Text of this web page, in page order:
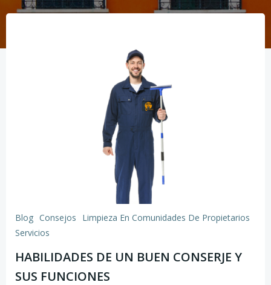
Blog Consejos
Limpieza En Comunidades De Propietarios
Servicios
HABILIDADES DE UN BUEN CONSERJE Y
SUS FUNCIONES